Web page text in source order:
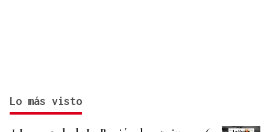
Lo más visto